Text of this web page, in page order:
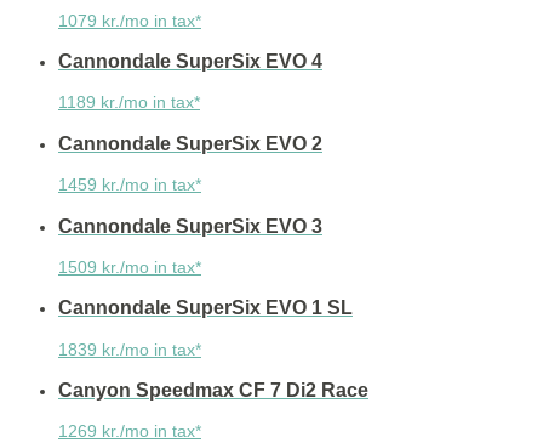
1079 kr./mo in tax*
Cannondale SuperSix EVO 4
1189 kr./mo in tax*
Cannondale SuperSix EVO 2
1459 kr./mo in tax*
Cannondale SuperSix EVO 3
1509 kr./mo in tax*
Cannondale SuperSix EVO 1 SL
1839 kr./mo in tax*
Canyon Speedmax CF 7 Di2 Race
1269 kr./mo in tax*